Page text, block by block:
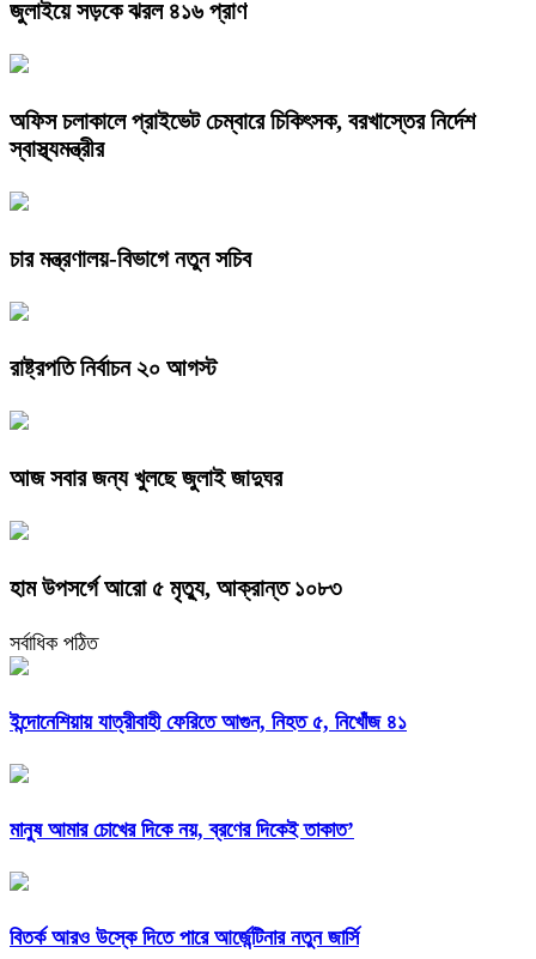
জুলাইয়ে সড়কে ঝরল ৪১৬ প্রাণ
অফিস চলাকালে প্রাইভেট চেম্বারে চিকিৎসক, বরখাস্তের নির্দেশ
স্বাস্থ্যমন্ত্রীর
চার মন্ত্রণালয়-বিভাগে নতুন সচিব
রাষ্ট্রপতি নির্বাচন ২০ আগস্ট
আজ সবার জন্য খুলছে জুলাই জাদুঘর
হাম উপসর্গে আরো ৫ মৃত্যু, আক্রান্ত ১০৮৩
সর্বাধিক পঠিত
ইন্দোনেশিয়ায় যাত্রীবাহী ফেরিতে আগুন, নিহত ৫, নিখোঁজ ৪১
মানুষ আমার চোখের দিকে নয়, ব্রণের দিকেই তাকাত’
বিতর্ক আরও উস্কে দিতে পারে আর্জেন্টিনার নতুন জার্সি